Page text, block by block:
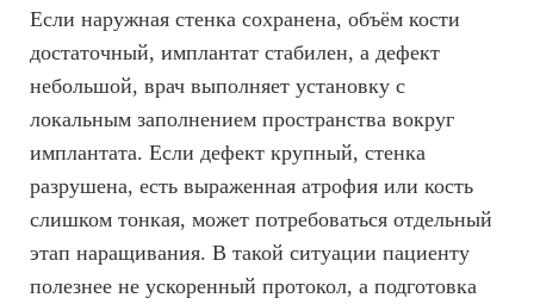
Если наружная стенка сохранена, объём кости
достаточный, имплантат стабилен, а дефект
небольшой, врач выполняет установку с
локальным заполнением пространства вокруг
имплантата. Если дефект крупный, стенка
разрушена, есть выраженная атрофия или кость
слишком тонкая, может потребоваться отдельный
этап наращивания. В такой ситуации пациенту
полезнее не ускоренный протокол, а подготовка